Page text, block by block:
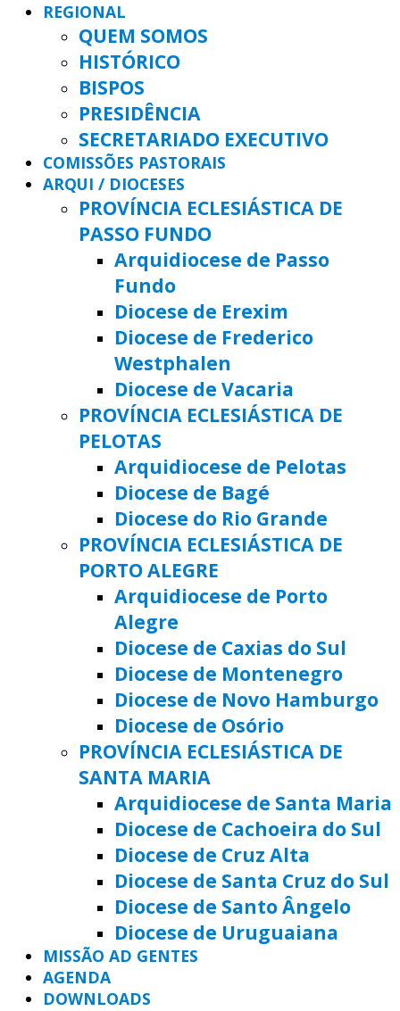
REGIONAL
QUEM SOMOS
HISTÓRICO
BISPOS
PRESIDÊNCIA
SECRETARIADO EXECUTIVO
COMISSÕES PASTORAIS
ARQUI / DIOCESES
PROVÍNCIA ECLESIÁSTICA DE
PASSO FUNDO
Arquidiocese de Passo
Fundo
Diocese de Erexim
Diocese de Frederico
Westphalen
Diocese de Vacaria
PROVÍNCIA ECLESIÁSTICA DE
PELOTAS
Arquidiocese de Pelotas
Diocese de Bagé
Diocese do Rio Grande
PROVÍNCIA ECLESIÁSTICA DE
PORTO ALEGRE
Arquidiocese de Porto
Alegre
Diocese de Caxias do Sul
Diocese de Montenegro
Diocese de Novo Hamburgo
Diocese de Osório
PROVÍNCIA ECLESIÁSTICA DE
SANTA MARIA
Arquidiocese de Santa Maria
Diocese de Cachoeira do Sul
Diocese de Cruz Alta
Diocese de Santa Cruz do Sul
Diocese de Santo Ângelo
Diocese de Uruguaiana
MISSÃO AD GENTES
AGENDA
DOWNLOADS